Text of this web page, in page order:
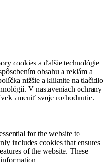
cookies a ďalšie technológie
obsahu a reklám a
nižšie a kliknite na tlačidlo
V nastaveniach ochrany
zmeniť svoje rozhodnutie.
for the website to
includes cookies that ensures
of the website. These